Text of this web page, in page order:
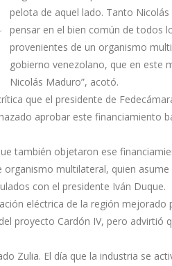
pelota de aquel lado. Tanto
pensar en el bien común de todos
provenientes de un organismo
gobierno venezolano, que en este
Nicolás Maduro”, acotó.
que el presidente de
aprobar este financiamiento
también objetaron ese
multilateral, quien
con el presidente Iván Duque.
eléctrica de la región mejorado
proyecto Cardón IV, pero advirtió
Zulia. El día que la industria se